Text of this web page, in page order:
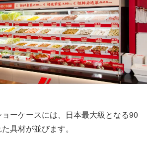
ーケースには、日本最大級となる90
具材が並びます。